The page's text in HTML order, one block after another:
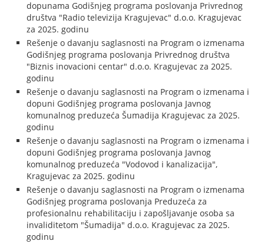
dopunama Godišnjeg programa poslovanja Privrednog
društva "Radio televizija Kragujevac" d.o.o. Kragujevac
za 2025. godinu
Rešenje o davanju saglasnosti na Program o izmenama
Godišnjeg programa poslovanja Privrednog društva
"Biznis inovacioni centar" d.o.o. Kragujevac za 2025.
godinu
Rešenje o davanju saglasnosti na Program o izmenama i
dopuni Godišnjeg programa poslovanja Javnog
komunalnog preduzeća Šumadija Kragujevac za 2025.
godinu
Rešenje o davanju saglasnosti na Program o izmenama i
dopuni Godišnjeg programa poslovanja Javnog
komunalnog preduzeća "Vodovod i kanalizacija",
Kragujevac za 2025. godinu
Rešenje o davanju saglasnosti na Program o izmenama
Godišnjeg programa poslovanja Preduzeća za
profesionalnu rehabilitaciju i zapošljavanje osoba sa
invaliditetom "Šumadija" d.o.o. Kragujevac za 2025.
godinu